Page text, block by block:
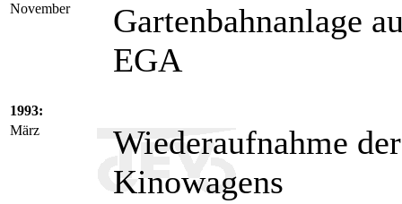
November
Gartenbahnanlage
EGA
1993:
März
Wiederaufnahme
Kinowagens